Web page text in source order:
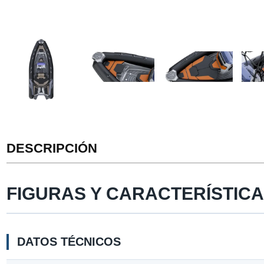
DESCRIPCIÓN
FIGURAS Y
DATOS TÉCNICOS